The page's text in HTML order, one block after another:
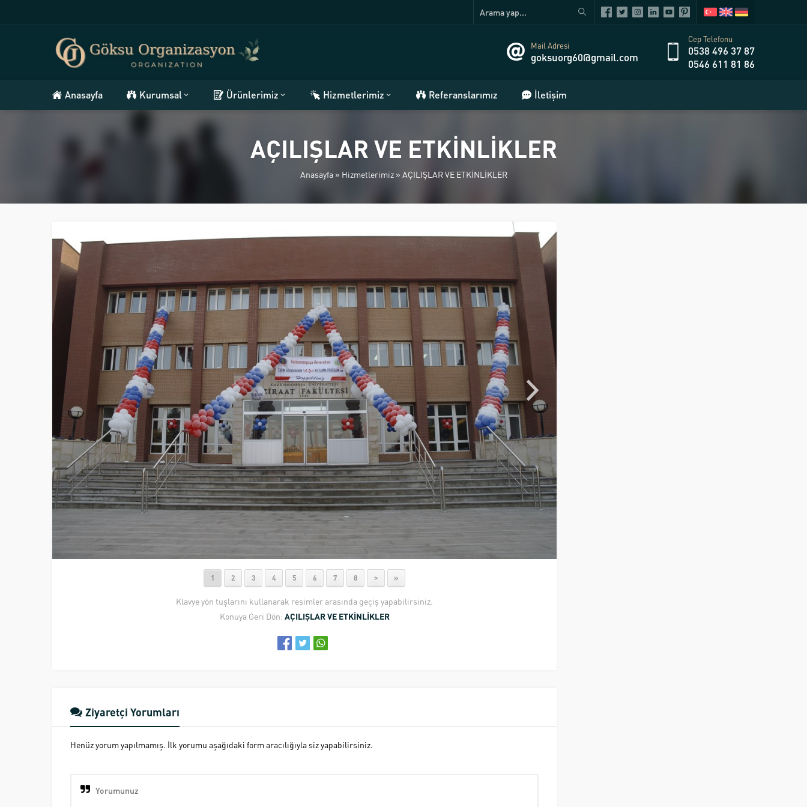
Mail Adresi
goksuorg60@gmail.com
Cep Telefonu
0538 496 37 87
0546 611 81 86
Anasayfa Kurumsal Ürünlerimiz Hizmetlerimiz Referanslarımız İletişim
AÇILIŞLAR VE ETKİNLİKLER
Anasayfa» Hizmetlerimiz» AÇILIŞLAR VE ETKİNLİKLER
1 2 3 4 5 6 7 8 > »
Klavye yön tuşlarını kullanarak resimler arasında geçiş yapabilirsiniz.
Konuya Geri Dön: AÇILIŞLAR VE ETKİNLİKLER
Ziyaretçi Yorumları
Henüz yorum yapılmamış. İlk yorumu aşağıdaki form aracılığıyla siz yapabilirsiniz.